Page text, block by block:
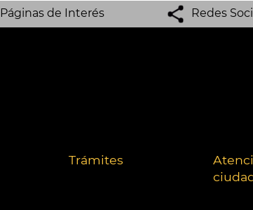
Páginas de Interés Redes
Trámites